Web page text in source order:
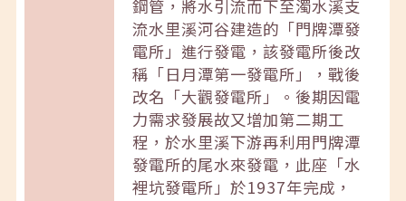
鋼管，將水引流而下至濁水溪支
流水里溪河谷建造的「門牌潭發
電所」進行發電，該發電所後改
稱「日月潭第一發電所」，戰後
改名「大觀發電所」。後期因電
力需求發展故又增加第二期工
程，於水里溪下游再利用門牌潭
發電所的尾水來發電，此座「水
裡坑發電所」於1937年完成，